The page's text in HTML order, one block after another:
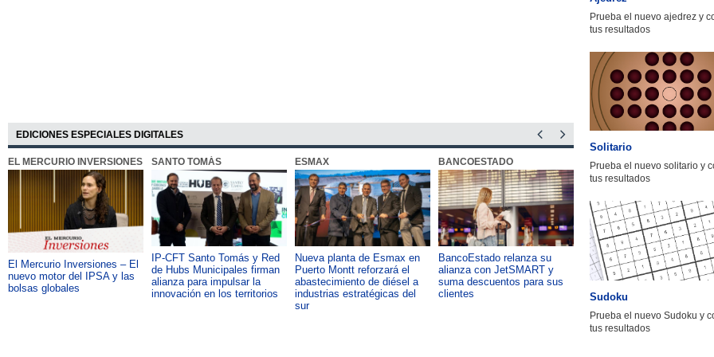
EDICIONES ESPECIALES DIGITALES
EL MERCURIO INVERSIONES
El Mercurio Inversiones – El
nuevo motor del IPSA y las
bolsas globales
SANTO TOMÁS
IP-CFT Santo Tomás y Red
de Hubs Municipales firman
alianza para impulsar la
innovación en los territorios
ESMAX
Nueva planta de Esmax en
Puerto Montt reforzará el
abastecimiento de diésel a
industrias estratégicas del
sur
BANCOESTADO
BancoEstado relanza su
alianza con JetSMART y
suma descuentos para sus
clientes
OTIC CCHC
Capacitación como foco del
desarrollo país: OTIC de la
CChC lanza podcast sobre
impacto de formar talento
Prueba el nuevo ajedrez y
tus resultados
Solitario
Prueba el nuevo solitario y
tus resultados
Sudoku
Prueba el nuevo Sudoku y
tus resultados